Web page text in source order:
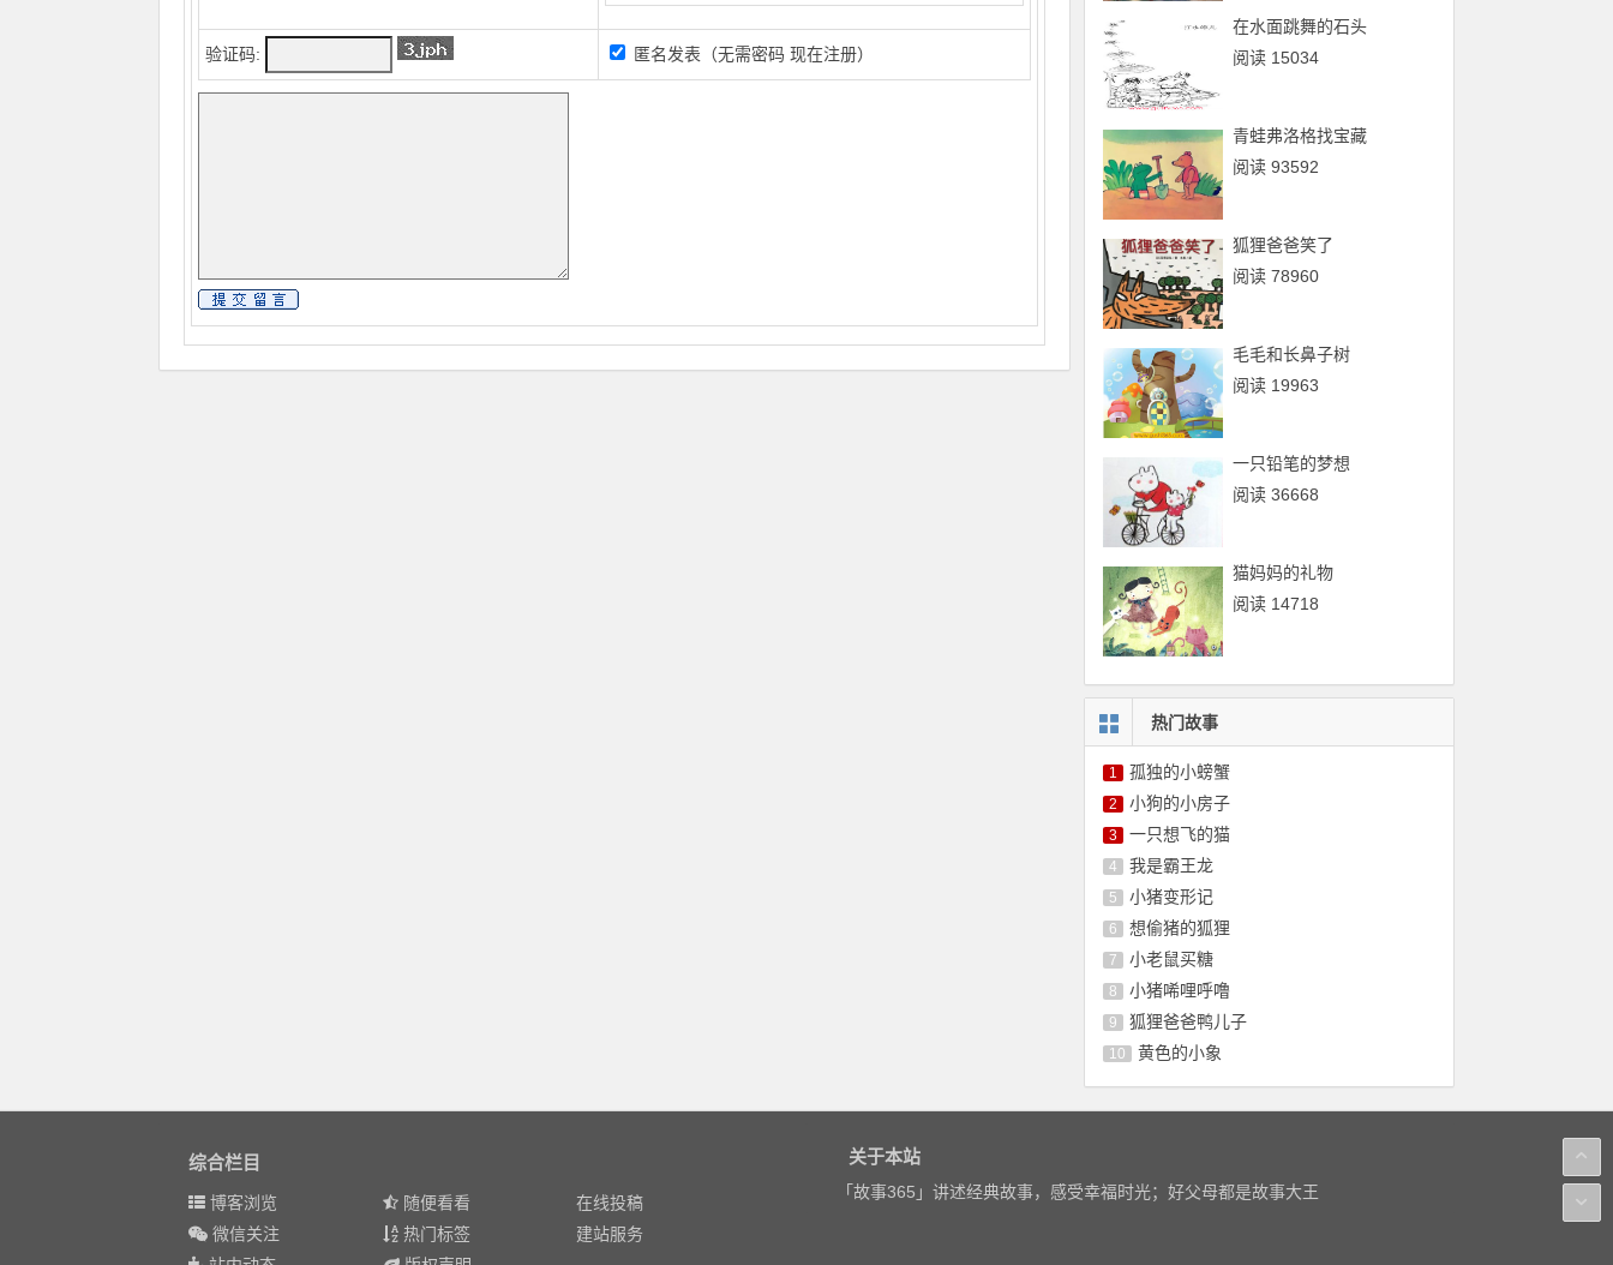
验证码: 匿名发表（无需密码 现在注册）
在水面跳舞的石头
阅读 15034
青蛙弗洛格找宝藏
阅读 93592
狐狸爸爸笑了
阅读 78960
毛毛和长鼻子树
阅读 19963
一只铅笔的梦想
阅读 36668
猫妈妈的礼物
阅读 14718
热门故事
1 孤独的小螃蟹
2 小狗的小房子
3 一只想飞的猫
4 我是霸王龙
5 小猪变形记
6 想偷猪的狐狸
7 小老鼠买糖
8 小猪唏哩呼噜
9 狐狸爸爸鸭儿子
10 黄色的小象
综合栏目
博客浏览 随便看看
在线投稿
微信关注
热门标签
建站服务
关于本站
「故事365」讲述经典故事，感受幸福时光；好父母都是故事大王